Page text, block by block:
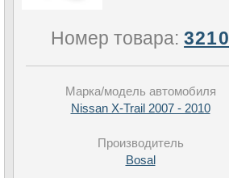
Номер товара:3210
Марка/модель автомобиля
Nissan X-Trail 2007 - 2010
Производитель
Bosal